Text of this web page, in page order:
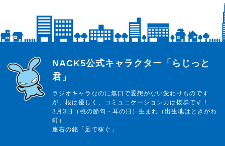
らじっと君
NACK5公式キャラクター「らじっと
君」
ラジオキャラなのに無口で愛想がない変わりものです
が、根は優しく、コミュニケーション力は抜群です！
3月3日（桃の節句・耳の日）生まれ（出生地はときがわ
町）
座右の銘「足で稼ぐ」